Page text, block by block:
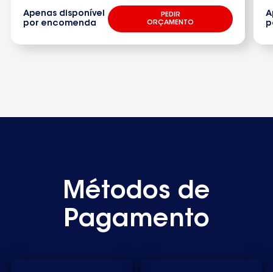
Apenas disponível
por encomenda
PEDIR
ORÇAMENTO
Métodos de
Pagamento